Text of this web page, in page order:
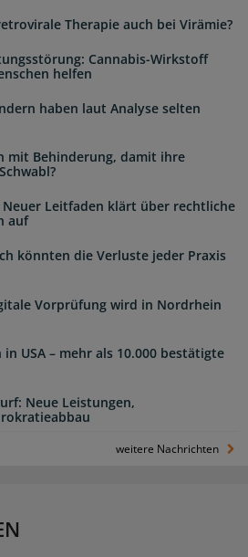
Therapie auch bei Virämie?
Cannabis-Wirkstoff
helfen
haben laut Analyse selten
mit Behinderung, damit ihre
Neuer Leitfaden klärt über rechtliche
auf
könnten die Verluste jeder Praxis
Vorprüfung wird in Nordrhein
USA – mehr als 10.000 bestätigte
Neue Leistungen,
weitere Nachrichten